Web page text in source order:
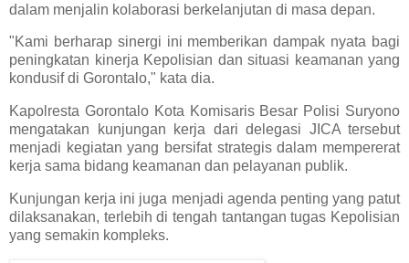
dalam menjalin kolaborasi berkelanjutan di masa depan.
"Kami berharap sinergi ini memberikan dampak nyata bagi
peningkatan kinerja Kepolisian dan situasi keamanan yang
kondusif di Gorontalo," kata dia.
Kapolresta Gorontalo Kota Komisaris Besar Polisi Suryono
mengatakan kunjungan kerja dari delegasi JICA tersebut
menjadi kegiatan yang bersifat strategis dalam mempererat
kerja sama bidang keamanan dan pelayanan publik.
Kunjungan kerja ini juga menjadi agenda penting yang patut
dilaksanakan, terlebih di tengah tantangan tugas Kepolisian
yang semakin kompleks.